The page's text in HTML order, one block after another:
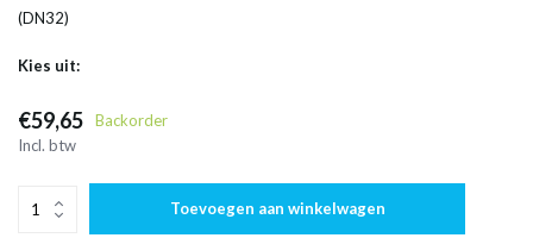
(DN32)
Kies uit:
€59,65
Backorder
Incl. btw
Toevoegen aan winkelwagen